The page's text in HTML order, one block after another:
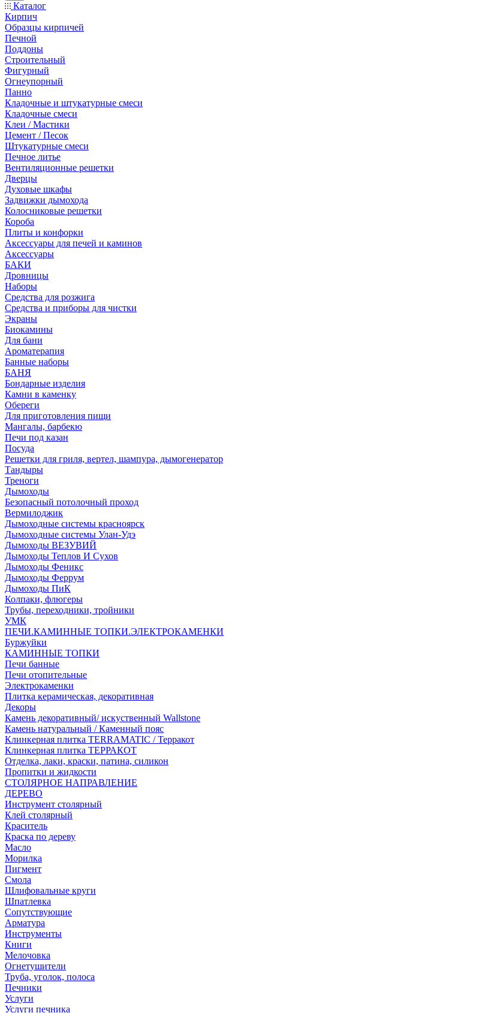
Каталог
Кирпич
Образцы кирпичей
Печной
Поддоны
Строительный
Фигурный
Огнеупорный
Панно
Кладочные и штукатурные смеси
Кладочные смеси
Клеи / Мастики
Цемент / Песок
Штукатурные смеси
Печное литье
Вентиляционные решетки
Дверцы
Духовые шкафы
Задвижки дымохода
Колосниковые решетки
Короба
Плиты и конфорки
Аксессуары для печей и каминов
Аксессуары
БАКИ
Дровницы
Наборы
Средства для розжига
Средства и приборы для чистки
Экраны
Биокамины
Для бани
Ароматерапия
Банные наборы
БАНЯ
Бондарные изделия
Камни в каменку
Обереги
Для приготовления пищи
Мангалы, барбекю
Печи под казан
Посуда
Решетки для гриля, вертел, шампура, дымогенератор
Тандыры
Треноги
Дымоходы
Безопасный потолочный проход
Вермилоджик
Дымоходные системы красноярск
Дымоходные системы Улан-Удэ
Дымоходы ВЕЗУВИЙ
Дымоходы Теплов И Сухов
Дымоходы Феникс
Дымоходы Феррум
Дымоходы ПиК
Колпаки, флюгеры
Трубы, переходники, тройники
УМК
ПЕЧИ.КАМИННЫЕ ТОПКИ.ЭЛЕКТРОКАМЕНКИ
Буржуйки
КАМИННЫЕ ТОПКИ
Печи банные
Печи отопительные
Электрокаменки
Плитка керамическая, декоративная
Декоры
Камень декоративный/ искуственный Wallstone
Камень натуральный / Каменный пояс
Клинкерная плитка TERRAMATIC / Терракот
Клинкерная плитка ТЕРРАКОТ
Отделка, лаки, краски, патина, силикон
Пропитки и жидкости
СТОЛЯРНОЕ НАПРАВЛЕНИЕ
ДЕРЕВО
Инструмент столярный
Клей столярный
Краситель
Краска по дереву
Масло
Морилка
Пигмент
Смола
Шлифовальные круги
Шпатлевка
Сопутствующие
Арматура
Инструменты
Книги
Мелочовка
Огнетушители
Труба, уголок, полоса
Печники
Услуги
Услуги печника